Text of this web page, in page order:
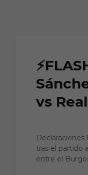
vs
Declaraciones
tras el partido
entre el